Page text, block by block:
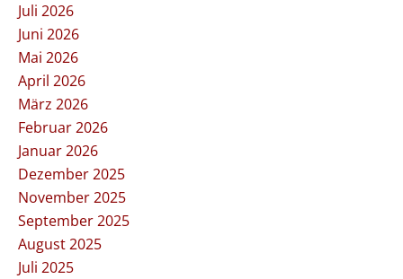
Juli 2026
Juni 2026
Mai 2026
April 2026
März 2026
Februar 2026
Januar 2026
Dezember 2025
November 2025
September 2025
August 2025
Juli 2025